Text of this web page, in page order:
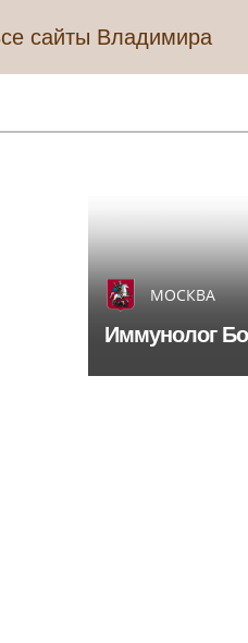
сайты Владимира
МОСКВА
Иммунолог